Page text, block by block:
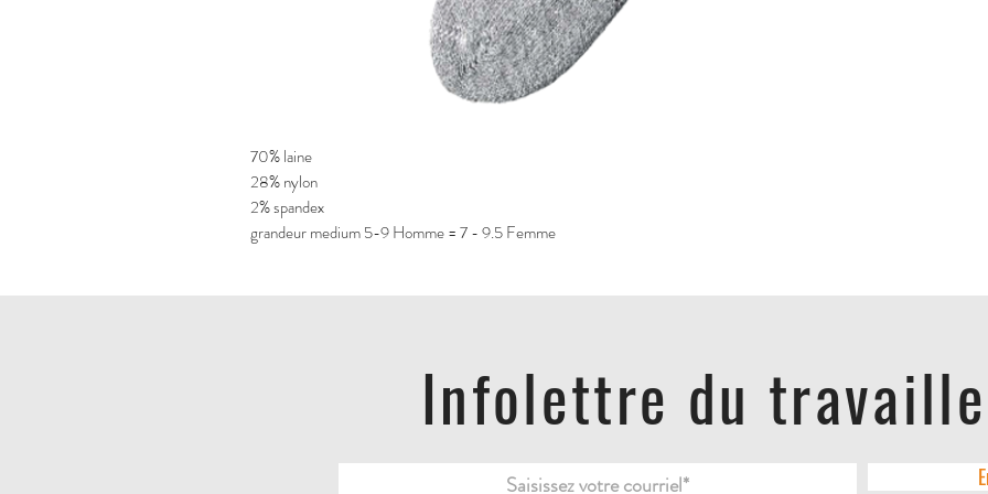
70% laine
28% nylon
2% spandex
grandeur medium 5-9 Homme = 7 - 9.5 Femme
Infolettre du